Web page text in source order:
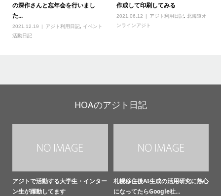
の深作さんと忘年会を行いまし
た...
2021.12.19 アジト利用日記
イベント
活動日記
作成して印刷してみる
2021.06.12 アジト利用日記 ,北海道オ
ンラインアジト
HOAのアジト日記
アジトで活動する大学生・インター
ン生が躍動してます
札幌移住後AI生成の活用研究に熱心
になってたらGoogle社...